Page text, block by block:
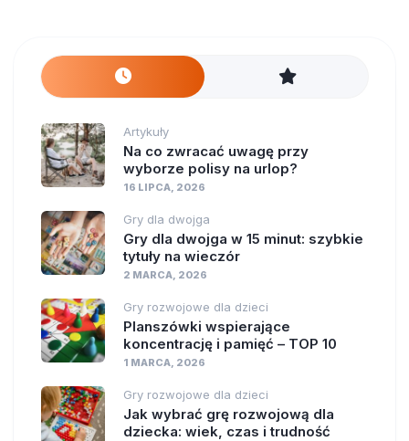
Artykuły
Na co zwracać uwagę przy
wyborze polisy na urlop?
16 LIPCA, 2026
Gry dla dwojga
Gry dla dwojga w 15 minut: szybkie
tytuły na wieczór
2 MARCA, 2026
Gry rozwojowe dla dzieci
Planszówki wspierające
koncentrację i pamięć – TOP 10
1 MARCA, 2026
Gry rozwojowe dla dzieci
Jak wybrać grę rozwojową dla
dziecka: wiek, czas i trudność